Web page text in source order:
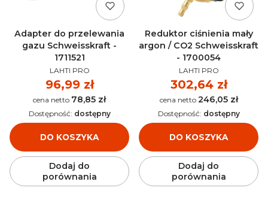
Adapter do przelewania
gazu Schweisskraft -
1711521
PRODUCENT
LAHTI PRO
Cena
96,99 zł
Cena 78,85 zł
DO KOSZYKA
Dostępność: dostępny
Dodaj do
porównania
Reduktor ciśnienia mały
argon / CO2 Schweisskraft
- 1700054
PRODUCENT
LAHTI PRO
Cena
302,64 zł
Cena 246,05 zł
DO KOSZYKA
Dostępność: dostępny
Dodaj do
porównania